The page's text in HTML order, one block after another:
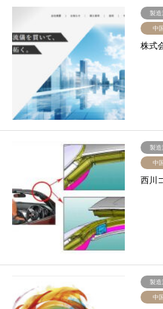
製造
中国
株式
製造
中国
西川
製造
中国